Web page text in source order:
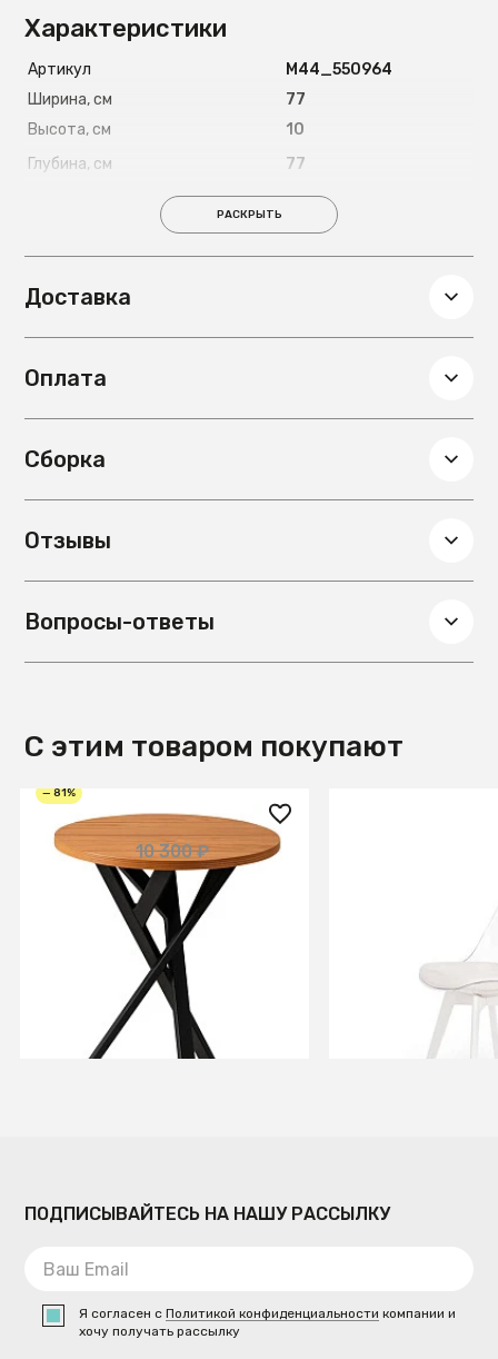
Характеристики
Артикул
М44_550964
Ширина, см
77
Высота, см
10
Глубина, см
77
3.1
Гарантия
12 мес
РАСКРЫТЬ
Доставка
Оплата
Сборка
Отзывы
Вопросы-ответы
С этим товаром покупают
— 81%
2 000 ₽
10 300 ₽
Стол журнальный Flora R
Вишня Локарно
В КОРЗИНУ В
ПОДПИСЫВАЙТЕСЬ НА НАШУ РАССЫЛКУ
Я согласен сПолитикой конфиденциальности компании и
хочу получать рассылку